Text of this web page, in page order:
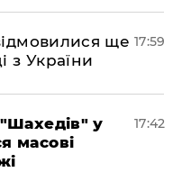
ще
з України
17:59
"Шахедів" у
масові
17:42